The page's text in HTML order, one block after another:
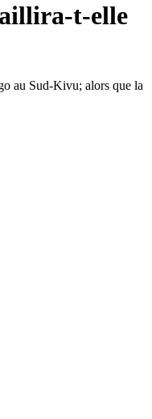
t-elle
au Sud-Kivu; alors que la